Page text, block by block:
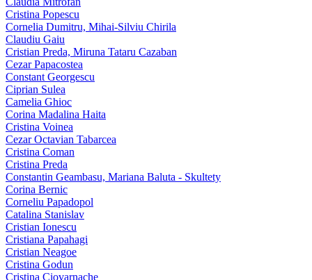
Cristina Popescu
Cornelia Dumitru, Mihai‑Silviu Chirila
Claudiu Gaiu
Cristian Preda, Miruna Tataru Cazaban
Cezar Papacostea
Constant Georgescu
Ciprian Sulea
Camelia Ghioc
Corina Madalina Haita
Cristina Voinea
Cezar Octavian Tabarcea
Cristina Coman
Cristina Preda
Constantin Geambasu, Mariana Baluta - Skultety
Corina Bernic
Corneliu Papadopol
Catalina Stanislav
Cristian Ionescu
Cristiana Papahagi
Cristian Neagoe
Cristina Godun
Cristina Ciovarnache